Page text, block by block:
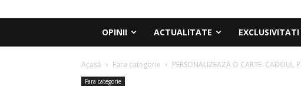
OPINII ACTUALITATE EXCLUSIVITATI
Acasă Fara categorie PERSONALIZEAZĂ O CARTE: CADOUL
Fara categorie